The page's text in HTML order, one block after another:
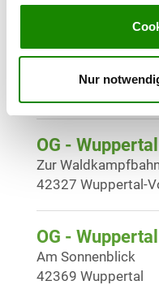
Nur
OG -
Paradies 3
OG -
Zur
42327 Wuppertal-
OG -
Am Sonnenblick
42369 Wuppertal